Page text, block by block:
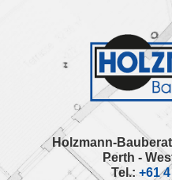
Holzmann-
Perth -
Tel.: +61